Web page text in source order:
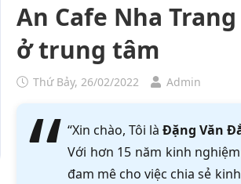
An Cafe Nha
ở trung tâm
Thứ Bảy, 26/02/2022 Admin
“Xin chào, Tôi làĐặng Văn
Với hơn 15 năm kinh
đam mê cho việc chia sẻ